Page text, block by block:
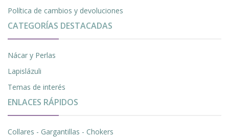
Política de cambios y devoluciones
CATEGORÍAS DESTACADAS
Nácar y Perlas
Lapislázuli
Temas de interés
ENLACES RÁPIDOS
Collares - Gargantillas - Chokers